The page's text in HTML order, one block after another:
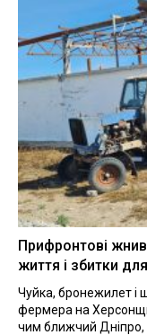
Прифронтові
життя і збитки
Чуйка, бронежилет і
фермера на
чим ближчий Дніпро,